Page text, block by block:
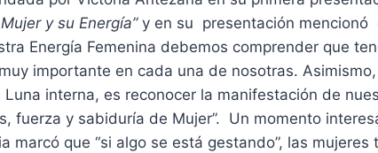
Mujer y su Energía”y en su presentación mencionó
Energía Femenina debemos comprender que
importante en cada una de nosotras. Asimismo,
interna, es reconocer la manifestación de
fuerza y sabiduría de Mujer”. Un momento
marcó que “si algo se está gestando”, las mujeres